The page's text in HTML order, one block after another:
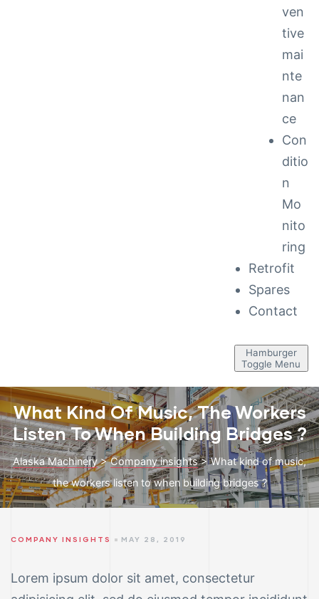
ven
tive
mai
nte
nan
ce
Con
ditio
n
Mo
nito
ring
Retrofit
Spares
Contact
Hamburger
Toggle Menu
What Kind Of Music, The Workers
Listen To When Building Bridges ?
Alaska Machinery>Company insights>What kind of music,
the workers listen to when building bridges ?
COMPANY INSIGHTS MAY 28, 2019
Lorem ipsum dolor sit amet, consectetur